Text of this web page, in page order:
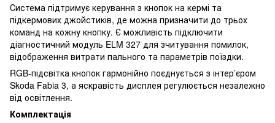
Система підтримує керування з кнопок на кермі та
підкермових джойстиків, де можна призначити до трьох
команд на кожну кнопку. Є можливість підключити
діагностичний модуль ELM 327 для зчитування помилок,
відображення витрати пального та параметрів поїздки.
RGB-підсвітка кнопок гармонійно поєднується з інтер’єром
Skoda Fabia 3, а яскравість дисплея регулюється незалежно
від освітлення.
Комплектація